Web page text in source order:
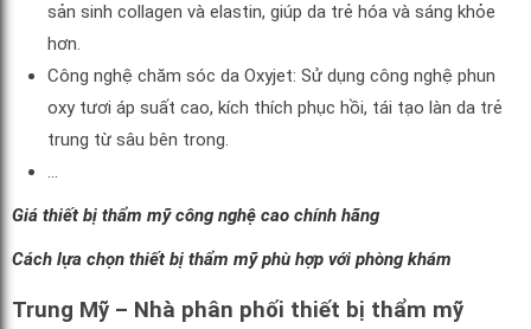
sản sinh collagen và elastin, giúp da trẻ hóa và sáng khỏe
hơn.
Công nghệ chăm sóc da Oxyjet: Sử dụng công nghệ phun
oxy tươi áp suất cao, kích thích phục hồi, tái tạo làn da trẻ
trung từ sâu bên trong.
…
Giá thiết bị thẩm mỹ công nghệ cao chính hãng
Cách lựa chọn thiết bị thẩm mỹ phù hợp với phòng khám
Trung Mỹ – Nhà phân phối thiết bị thẩm mỹ